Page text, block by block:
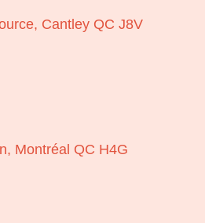
Cantley QC J8V
Montréal QC H4G